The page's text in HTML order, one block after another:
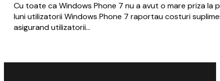
Cu toate ca Windows Phone 7 nu a avut o mare priza la
luni utilizatorii Windows Phone 7 raportau costuri
asigurand utilizatorii…